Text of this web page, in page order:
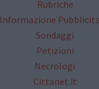
Rubriche
Informazione
Sondaggi
Petizioni
Necrologi
Cittanet.it